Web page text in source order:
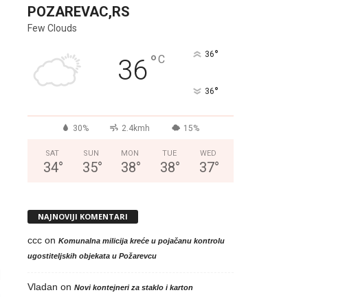
POZAREVAC,RS
Few Clouds
36°C 36°
36°
30% 2.4kmh 15%
SAT
34°
SUN
35°
MON
38°
TUE
38°
WED
37°
NAJNOVIJI KOMENTARI
cccon Komunalna milicija kreće u pojačanu kontrolu
ugostiteljskih objekata u Požarevcu
Vladan on Novi kontejneri za staklo i karton